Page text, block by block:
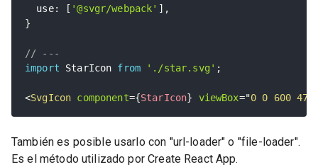
  use
: [ '@svgr/webpack' ] ,
}
// ---
import StarIcon from './star.svg' ;
<SvgIcon component={StarIcon} viewBox="0 0 600
También es posible usarlo con "url-loader" o "file-loader".
Es el método utilizado por Create React App.